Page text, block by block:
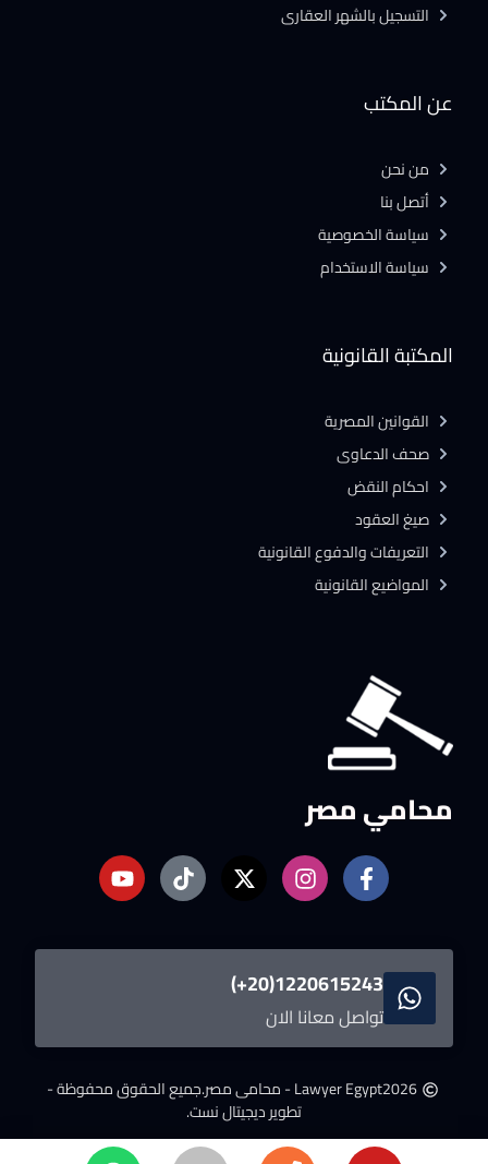
محامي مصر
1220615243(20+)
تواصل معانا الان
2026Lawyer Egypt - محامى مصر.
جميع الحقوق محفوظة -
تطوير ديجيتال نست.
المكتبة القانونية
القوانين المصرية
صحف الدعاوى
احكام النقض
صيغ العقود
التعريفات والدفوع القانونية
المواضيع القانونية
عن المكتب
من نحن
أتصل بنا
سياسة الخصوصية
سياسة الاستخدام
التسجيل بالشهر العقارى